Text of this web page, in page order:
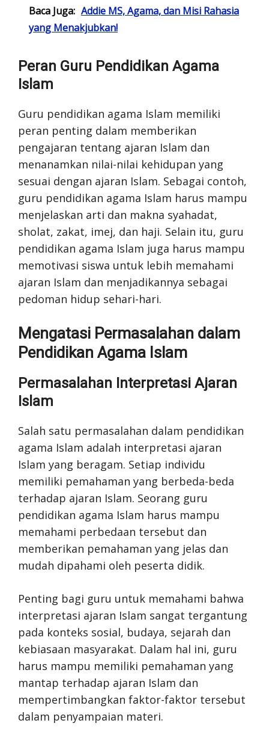
Baca Juga: Addie MS, Agama, dan Misi Rahasia
yang Menakjubkan!
Peran Guru Pendidikan Agama
Islam
Guru pendidikan agama Islam memiliki
peran penting dalam memberikan
pengajaran tentang ajaran Islam dan
menanamkan nilai-nilai kehidupan yang
sesuai dengan ajaran Islam. Sebagai contoh,
guru pendidikan agama Islam harus mampu
menjelaskan arti dan makna syahadat,
sholat, zakat, imej, dan haji. Selain itu, guru
pendidikan agama Islam juga harus mampu
memotivasi siswa untuk lebih memahami
ajaran Islam dan menjadikannya sebagai
pedoman hidup sehari-hari.
Mengatasi Permasalahan dalam
Pendidikan Agama Islam
Permasalahan Interpretasi Ajaran
Islam
Salah satu permasalahan dalam pendidikan
agama Islam adalah interpretasi ajaran
Islam yang beragam. Setiap individu
memiliki pemahaman yang berbeda-beda
terhadap ajaran Islam. Seorang guru
pendidikan agama Islam harus mampu
memahami perbedaan tersebut dan
memberikan pemahaman yang jelas dan
mudah dipahami oleh peserta didik.
Penting bagi guru untuk memahami bahwa
interpretasi ajaran Islam sangat tergantung
pada konteks sosial, budaya, sejarah dan
kebiasaan masyarakat. Dalam hal ini, guru
harus mampu memiliki pemahaman yang
mantap terhadap ajaran Islam dan
mempertimbangkan faktor-faktor tersebut
dalam penyampaian materi.